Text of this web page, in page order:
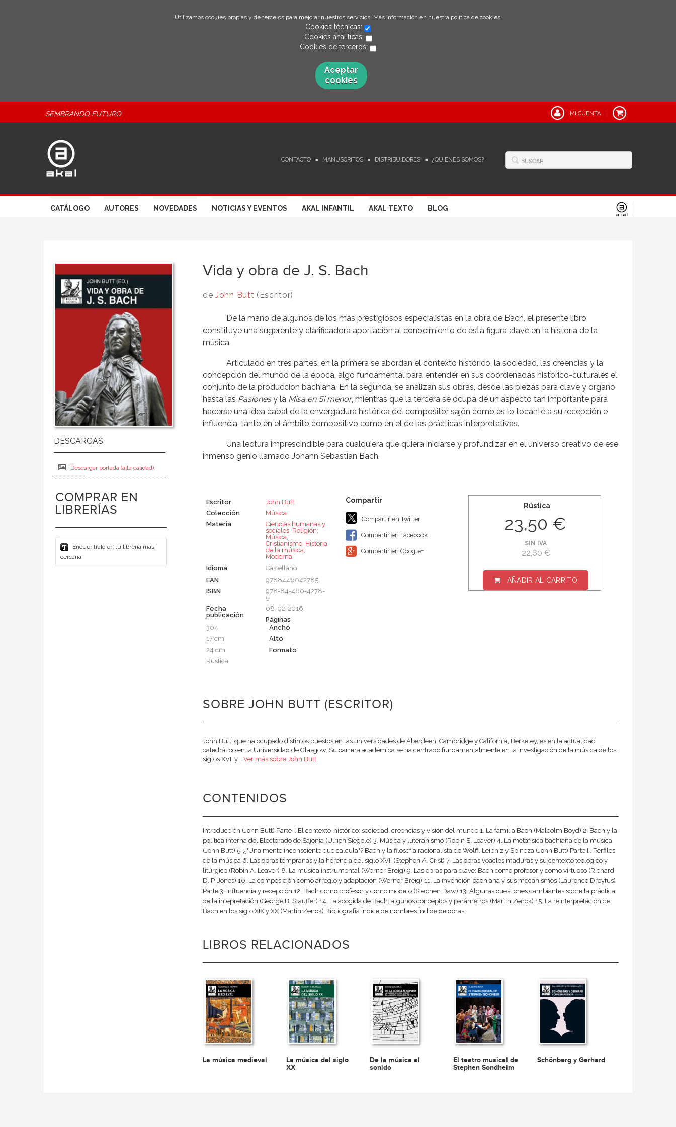
Utilizamos cookies propias y de terceros para mejorar nuestros servicios. Más información en nuestra política de cookies.
Cookies técnicas:
Cookies analíticas:
Cookies de terceros:
Aceptar
cookies
SEMBRANDO FUTURO MI CUENTA
CONTACTO MANUSCRITOS DISTRIBUIDORES ¿QUIÉNES SOMOS?
CATÁLOGO AUTORES NOVEDADES NOTICIAS Y EVENTOS AKAL INFANTIL AKAL TEXTO BLOG
Descargar portada (alta calidad)
COMPRAR EN
LIBRERÍAS
Encuéntralo en tu librería más
cercana
Vida y obra de J. S. Bach
deJohn Butt (Escritor)
De la mano de algunos de los más prestigiosos especialistas en la obra de Bach, el presente libro
constituye una sugerente y clarificadora aportación al conocimiento de esta figura clave en la historia de la
música.
Articulado en tres partes, en la primera se abordan el contexto histórico, la sociedad, las creencias y la
concepción del mundo de la época, algo fundamental para entender en sus coordenadas histórico-culturales el
conjunto de la producción bachiana. En la segunda, se analizan sus obras, desde las piezas para clave y órgano
hasta las Pasionesy la Misa en Si menor, mientras que la tercera se ocupa de un aspecto tan importante para
hacerse una idea cabal de la envergadura histórica del compositor sajón como es lo tocante a su recepción e
influencia, tanto en el ámbito compositivo como en el de las prácticas interpretativas.
Una lectura imprescindible para cualquiera que quiera iniciarse y profundizar en el universo creativo de ese
inmenso genio llamado Johann Sebastian Bach.
Escritor
John Butt
Colección
Música
Materia
Ciencias humanas y
sociales, Religión,
Música,
Cristianismo, Historia
de la música,
Moderna
Idioma
Castellano
EAN
9788446042785
ISBN
978-84-460-4278-
5
Fecha
publicación
08-02-2016
Páginas
304
Ancho
17 cm
Alto
24 cm
Formato
Rústica
Compartir en Twitter
Compartir en Facebook
Compartir en Google+
Rústica
23,50 €
SIN IVA
22,60 €
AÑADIR AL CARRITO
SOBRE JOHN BUTT (ESCRITOR)
John Butt, que ha ocupado distintos puestos en las universidades de Aberdeen, Cambridge y California, Berkeley, es en la actualidad
catedrático en la Universidad de Glasgow. Su carrera académica se ha centrado fundamentalmente en la investigación de la música de los
siglos XVII y... Ver más sobre John Butt
CONTENIDOS
Introducción (John Butt) Parte I. El contexto-histórico: sociedad, creencias y visión del mundo 1. La familia Bach (Malcolm Boyd) 2. Bach y la
política interna del Electorado de Sajonia (Ulrich Siegele) 3. Música y luteranismo (Robin E. Leaver) 4. La metafísica bachiana de la música
(John Butt) 5. ¿"Una mente inconsciente que calcula"? Bach y la filosofía racionalista de Wolff, Leibniz y Spinoza (John Butt) Parte II. Perfiles
de la música 6. Las obras tempranas y la herencia del siglo XVII (Stephen A. Crist) 7. Las obras voacles maduras y su contexto teológico y
litúrgico (Robin A. Leaver) 8. La música instrumental (Werner Breig) 9. Las obras para clave: Bach como profesor y como virtuoso (Richard
D. P. Jones) 10. La composición como arreglo y adaptación (Werner Breig) 11. La invención bachiana y sus mecanismos (Laurence Dreyfus)
Parte 3. Influencia y recepción 12. Bach como profesor y como modelo (Stephen Daw) 13. Algunas cuestiones cambiantes sobre la práctica
de la intepretación (George B. Stauffer) 14. La acogida de Bach: algunos conceptos y parámetros (Martin Zenck) 15. La reinterpretación de
Bach en los siglo XIX y XX (Martin Zenck) Bibliografía Índice de nombres Índide de obras
LIBROS RELACIONADOS
La música medieval
La música del siglo
XX
De la música al
sonido
El teatro musical de
Stephen Sondheim
Schönberg y Gerhard